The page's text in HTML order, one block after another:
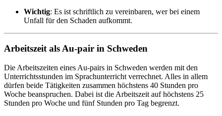
Wichtig: Es ist schriftlich zu vereinbaren, wer bei einem
Unfall für den Schaden aufkommt.
Arbeitszeit als Au-pair in Schweden
Die Arbeitszeiten eines Au-pairs in Schweden werden mit den
Unterrichtsstunden im Sprachunterricht verrechnet. Alles in allem
dürfen beide Tätigkeiten zusammen höchstens 40 Stunden pro
Woche beanspruchen. Dabei ist die Arbeitszeit auf höchstens 25
Stunden pro Woche und fünf Stunden pro Tag begrenzt.